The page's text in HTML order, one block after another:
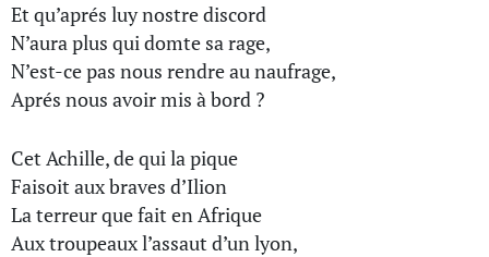
Et qu’aprés luy nostre discord
N’aura plus qui domte sa rage,
N’est-ce pas nous rendre au naufrage,
Aprés nous avoir mis à bord ?
Cet Achille, de qui la pique
Faisoit aux braves d’Ilion
La terreur que fait en Afrique
Aux troupeaux l’assaut d’un lyon,